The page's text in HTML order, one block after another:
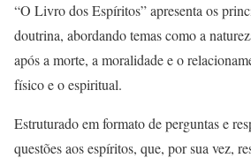
“O Livro dos Espíritos” apresenta os
doutrina, abordando temas como a
após a morte, a moralidade e o
físico e o espiritual.
Estruturado em formato de perguntas e
questões aos espíritos, que, por sua vez,